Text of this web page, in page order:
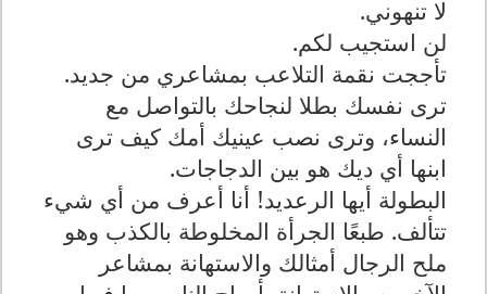
لا تنهوني.
لن استجيب لكم.
تأججت نقمة التلاعب بمشاعري من جديد.
ترى نفسك بطلا لنجاحك بالتواصل مع
النساء، وترى نصب عينيك أمك كيف ترى
ابنها أي ديك هو بين الدجاجات.
البطولة أيها الرعديد! أنا أعرف من أي شيء
تتألف. طبعًا الجرأة المخلوطة بالكذب وهو
ملح الرجال أمثالك والاستهانة بمشاعر